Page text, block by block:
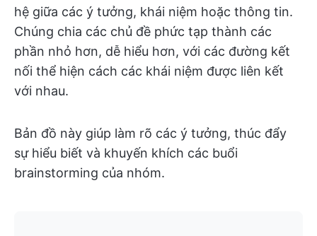
hệ giữa các ý tưởng, khái niệm hoặc thông tin.
Chúng chia các chủ đề phức tạp thành các
phần nhỏ hơn, dễ hiểu hơn, với các đường kết
nối thể hiện cách các khái niệm được liên kết
với nhau.
Bản đồ này giúp làm rõ các ý tưởng, thúc đẩy
sự hiểu biết và khuyến khích các buổi
brainstorming của nhóm.